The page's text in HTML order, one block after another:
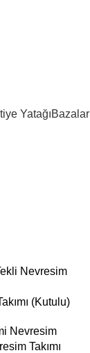
YatağıBazalar
(Kutulu)
Nevresim
Takımı